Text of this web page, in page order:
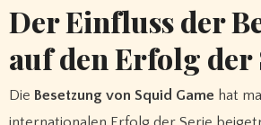
Der Einfluss der
auf den Erfolg der
Die Besetzung von Squid Game hat